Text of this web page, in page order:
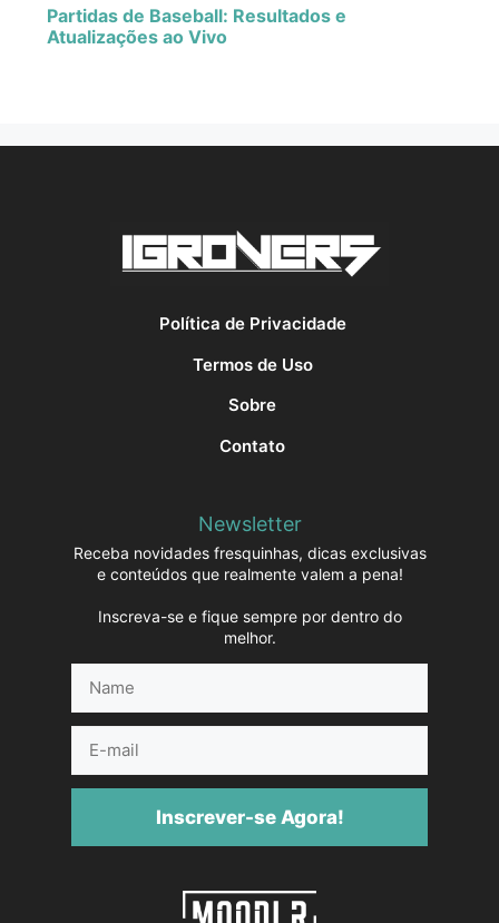
Partidas de Baseball: Resultados e
Atualizações ao Vivo
Política de Privacidade
Termos de Uso
Sobre
Contato
Newsletter
Receba novidades fresquinhas, dicas exclusivas
e conteúdos que realmente valem a pena!
Inscreva-se e fique sempre por dentro do
melhor.
mail
Inscrever-se Agora!